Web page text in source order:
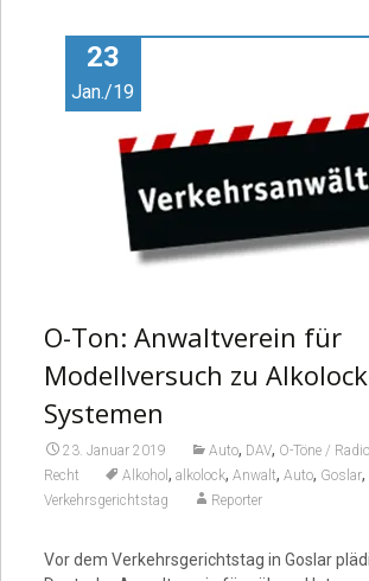
23
Jan./19
O-Ton: Anwaltverein für
Modellversuch zu
Systemen
23. Januar 2019 Auto, DAV, O-Töne /
Recht Alkohol , alkolock, Anwalt, Auto, Goslar,
Verkehrsgerichtstag Reporter
Vor dem Verkehrsgerichtstag in Goslar